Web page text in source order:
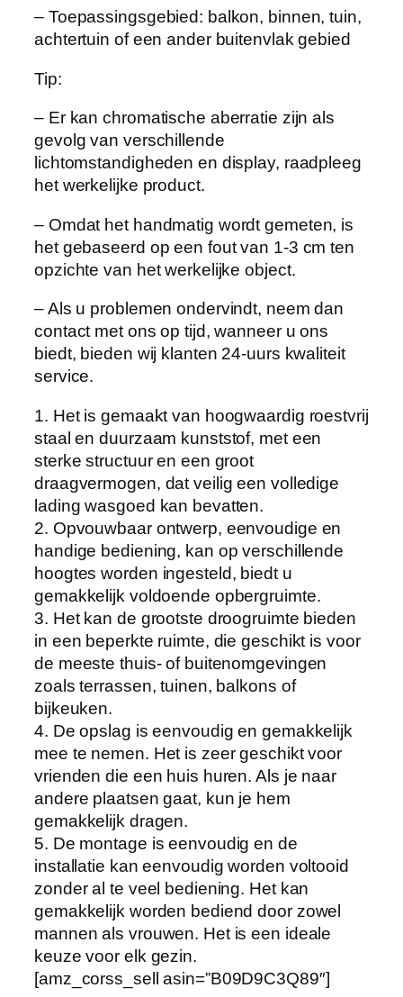
K
l
d
g
R
c
k
F
l
d
i
n
D
r
o
o
g
r
e
k
,
T
h
u
i
s
Q
u
i
l
t
D
r
o
g
e
n
A
– Toepassingsgebied: balkon, binnen, tuin,
achtertuin of een ander buitenvlak gebied
Tip:
– Er kan chromatische aberratie zijn als
gevolg van verschillende
lichtomstandigheden en display, raadpleeg
het werkelijke product.
– Omdat het handmatig wordt gemeten, is
het gebaseerd op een fout van 1-3 cm ten
opzichte van het werkelijke object.
– Als u problemen ondervindt, neem dan
contact met ons op tijd, wanneer u ons
biedt, bieden wij klanten 24-uurs kwaliteit
service.
1. Het is gemaakt van hoogwaardig roestvrij
staal en duurzaam kunststof, met een
sterke structuur en een groot
draagvermogen, dat veilig een volledige
lading wasgoed kan bevatten.
2. Opvouwbaar ontwerp, eenvoudige en
handige bediening, kan op verschillende
hoogtes worden ingesteld, biedt u
gemakkelijk voldoende opbergruimte.
3. Het kan de grootste droogruimte bieden
in een beperkte ruimte, die geschikt is voor
de meeste thuis- of buitenomgevingen
zoals terrassen, tuinen, balkons of
bijkeuken.
4. De opslag is eenvoudig en gemakkelijk
mee te nemen. Het is zeer geschikt voor
vrienden die een huis huren. Als je naar
andere plaatsen gaat, kun je hem
gemakkelijk dragen.
5. De montage is eenvoudig en de
installatie kan eenvoudig worden voltooid
zonder al te veel bediening. Het kan
gemakkelijk worden bediend door zowel
mannen als vrouwen. Het is een ideale
keuze voor elk gezin.
[amz_corss_sell asin=”B09D9C3Q89″]